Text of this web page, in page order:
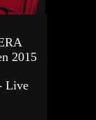
2015
Live